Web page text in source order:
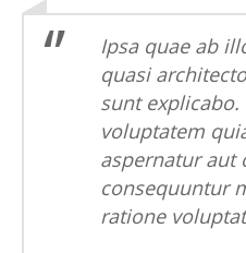
Ipsa quae ab
quasi
sunt
voluptatem
aspernatur aut
consequuntur
ratione